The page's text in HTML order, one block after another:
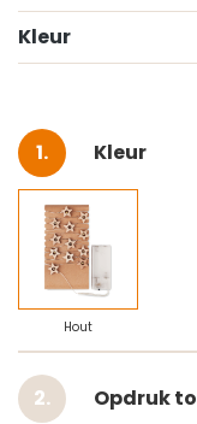
Kleur
Selecteer
Kleur
Hout
Opdruk